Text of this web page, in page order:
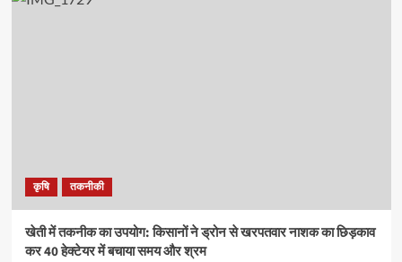
कृषि तकनीकी
खेती में तकनीक का उपयोग: किसानों ने ड्रोन से खरपतवार नाशक का छिड़काव
कर 40 हेक्टेयर में बचाया समय और श्रम